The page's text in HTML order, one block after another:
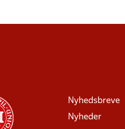
Nyhedsbreve
Nyheder